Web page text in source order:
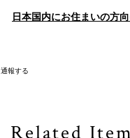
日本国内にお住まいの方
通報する